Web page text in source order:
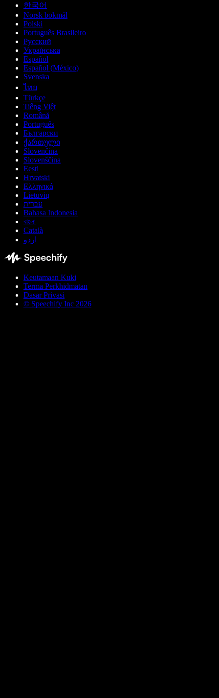
한국어
Norsk bokmål
Polski
Português Brasileiro
Русский
Українська
Español
Español (México)
Svenska
ไทย
Türkçe
Tiếng Việt
Română
Português
Български
ქართული
Slovenčina
Slovenščina
Eesti
Hrvatski
Ελληνικά
Lietuvių
עברית
Bahasa Indonesia
বাংলা
Català
اردو
Keutamaan Kuki
Terma Perkhidmatan
Dasar Privasi
© Speechify Inc 2026